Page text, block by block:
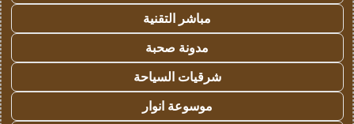
مباشر التقنية
مدونة صحبة
شرقيات السياحة
موسوعة انوار